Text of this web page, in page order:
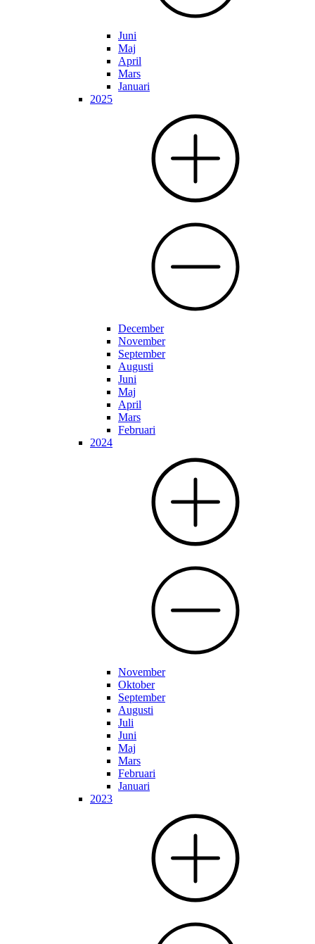
Juni
Maj
April
Mars
Januari
2025
December
November
September
Augusti
Juni
Maj
April
Mars
Februari
2024
November
Oktober
September
Augusti
Juli
Juni
Maj
Mars
Februari
Januari
2023